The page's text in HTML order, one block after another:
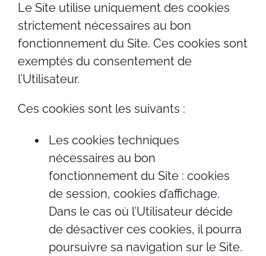
Le Site utilise uniquement des cookies
strictement nécessaires au bon
fonctionnement du Site. Ces cookies sont
exemptés du consentement de
l’Utilisateur.
Ces cookies sont les suivants :
Les cookies techniques
nécessaires au bon
fonctionnement du Site : cookies
de session, cookies d’affichage.
Dans le cas où l’Utilisateur décide
de désactiver ces cookies, il pourra
poursuivre sa navigation sur le Site.